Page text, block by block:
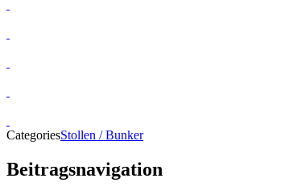
CategoriesStollen / Bunker
Beitragsnavigation